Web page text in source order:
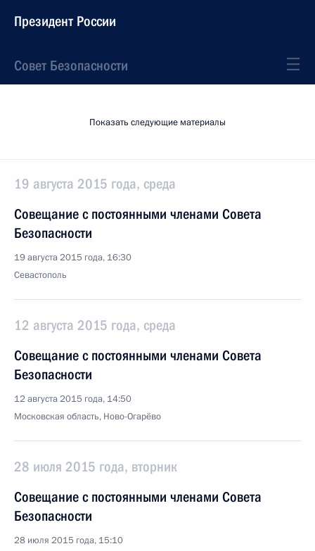
Президент России
Совет Безопасности
Показать следующие материалы
19 августа 2015 года, среда
Совещание с постоянными членами Совета
Безопасности
19 августа 2015 года, 16:30
Севастополь
12 августа 2015 года, среда
Совещание с постоянными членами Совета
Безопасности
12 августа 2015 года, 14:50
Московская область, Ново-Огарёво
28 июля 2015 года, вторник
Совещание с постоянными членами Совета
Безопасности
28 июля 2015 года, 15:10